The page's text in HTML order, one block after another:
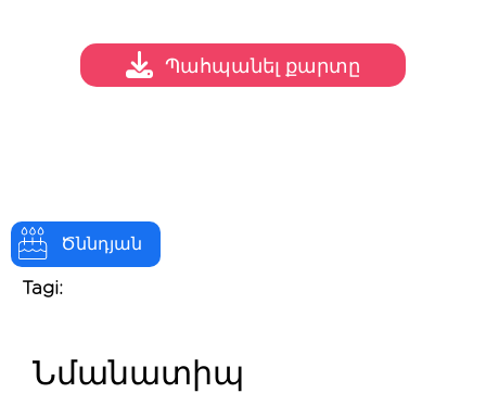
Ծննդյան
Tagi:
Պահպանել քարտը
Նմանատիպ